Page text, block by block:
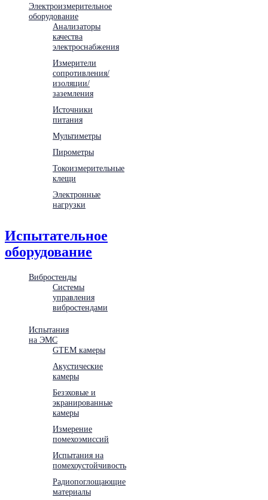
Электроизмерительное
оборудование
Анализаторы
качества
электроснабжения
Измерители
сопротивления/
изоляции/
заземления
Источники
питания
Мультиметры
Пирометры
Токоизмерительные
клещи
Электронные
нагрузки
Испытательное
оборудование
Вибростенды
Системы
управления
вибростендами
Испытания
на ЭМС
GTEM камеры
Акустические
камеры
Безэховые и
экранированные
камеры
Измерение
помехоэмиссий
Испытания на
помехоустойчивость
Радиопоглощающие
материалы